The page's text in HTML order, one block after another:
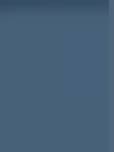
veröffentlicht.